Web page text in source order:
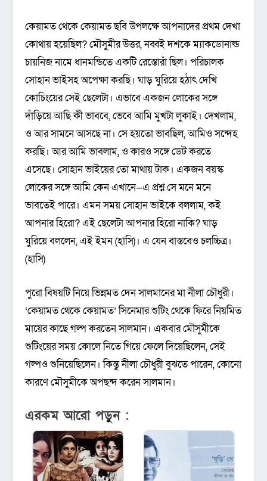
কেয়ামত থেকে কেয়ামত ছবি উপলক্ষে আপনাদের প্রথম দেখা
কোথায় হয়েছিল? মৌসুমীর উত্তর, নব্বই দশকে ম্যাকডোনাল্ড
চায়নিজ নামে ধানমন্ডিতে একটি রেস্তোরাঁ ছিল। পরিচালক
সোহান ভাইসহ অপেক্ষা করছি। ঘাড় ঘুরিয়ে হঠাৎ দেখি
কোচিংয়ের সেই ছেলেটা। এভাবে একজন লোকের সঙ্গে
দাঁড়িয়ে আছি কী ভাববে, ভেবে আমি মুখটা লুকাই। দেখলাম,
ও আর সামনে আসছে না। সে হয়তো ভাবছিল, আমিও সন্দেহ
করছি। আর আমি ভাবলাম, ও কারও সঙ্গে ডেট করতে
এসেছে। সোহান ভাইয়ের তো মাথায় টাক। একজন বয়স্ক
লোকের সঙ্গে আমি কেন এখানে—এ প্রশ্ন সে মনে মনে
ভাবতেই পারে। এমন সময় সোহান ভাইকে বললাম, কই
আপনার হিরো? এই ছেলেটা আপনার হিরো নাকি? ঘাড়
ঘুরিয়ে বললেন, এই ইমন (হাসি)। এ যেন বাস্তবেও চলচ্চিত্র।
(হাসি)
পুরো বিষয়টি নিয়ে ভিন্নমত দেন সালমানের মা নীলা চৌধুরী।
‘কেয়ামত থেকে কেয়ামত’ সিনেমার শুটিং থেকে ফিরে নিয়মিত
মায়ের কাছে গল্প করতেন সালমান। একবার মৌসুমীকে
শুটিংয়ের সময় কোলে নিতে গিয়ে ফেলে দিয়েছিলেন, সেই
গল্পও শুনিয়েছিলেন। কিন্তু নীলা চৌধুরী বুঝতে পারেন, কোনো
কারণে মৌসুমীকে অপছন্দ করেন সালমান।
এরকম আরো পড়ুন :